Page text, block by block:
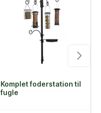
Komplet foderstation til
fugle